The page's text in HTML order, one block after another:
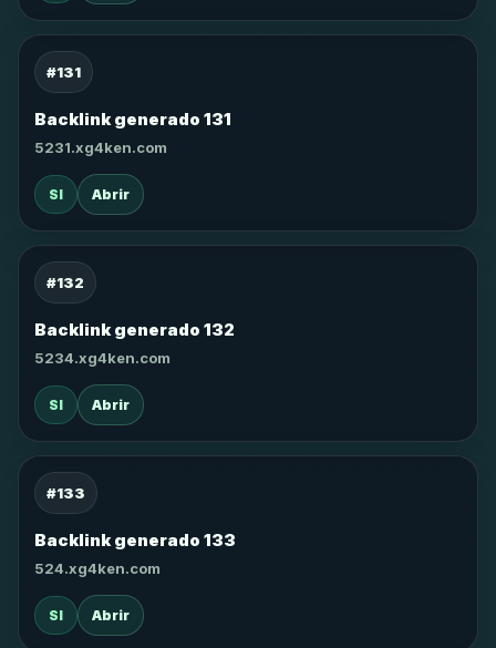
#131
Backlink generado 131
5231.xg4ken.com
SI Abrir
#132
Backlink generado 132
5234.xg4ken.com
SI Abrir
#133
Backlink generado 133
524.xg4ken.com
SI Abrir